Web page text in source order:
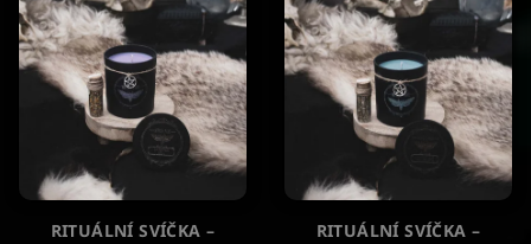
RITUÁLNÍ SVÍČKA –
RITUÁLNÍ SVÍČKA –